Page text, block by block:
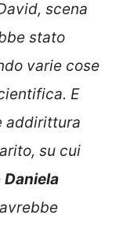
scena
stato
varie cose
E
addirittura
su cui
Daniela